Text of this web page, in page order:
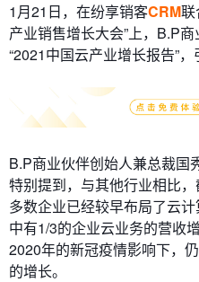
1月21日，在纷享销客CRM联
产业销售增长大会”上，B.P
“2021中国云产业增长报告”，
B.P商业伙伴创始人兼总裁国
特别提到，与其他行业相比
多数企业已经较早布局了云
中有1/3的企业云业务的营收
2020年的新冠疫情影响下，
的增长。